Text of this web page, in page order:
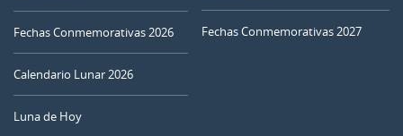
Fechas Conmemorativas 2026
Calendario Lunar 2026
Luna de Hoy
Fechas Conmemorativas 2027